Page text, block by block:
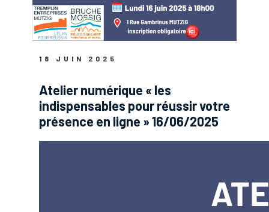
18 JUIN 2025
Atelier numérique « les
indispensables pour réussir votre
présence en ligne » 16/06/2025